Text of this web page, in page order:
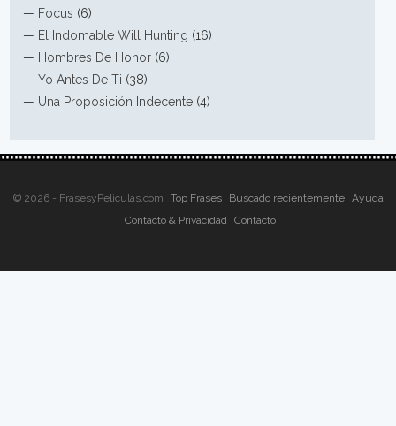
— Focus (6)
— El Indomable Will Hunting (16)
— Hombres De Honor (6)
—Yo Antes De Ti (38)
— Una Proposición Indecente (4)
© 2026 - FrasesyPeliculas.com Top Frases Buscado recientemente
Ayuda
Contacto & Privacidad
Contacto